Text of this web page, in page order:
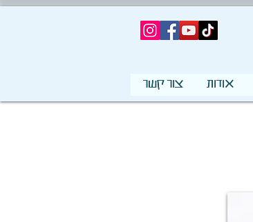
אודות צור קשר